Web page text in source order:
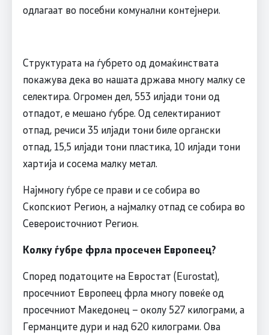
одлагаат во посебни комунални контејнери.
Структурата на ѓубрето од домаќинствата
покажува дека во нашата држава многу малку се
селектира. Огромен дел, 553 илјади тони од
отпадот, е мешано ѓубре. Од селектираниот
отпад, речиси 35 илјади тони биле органски
отпад, 15,5 илјади тони пластика, 10 илјади тони
хартија и сосема малку метал.
Најмногу ѓубре се прави и се собира во
Скопскиот Регион, а најмалку отпад се собира во
Североисточниот Регион.
Колку ѓубре фрла просечен Европеец?
Според податоците на Евростат (Eurostat),
просечниот Европеец фрла многу повеќе од
просечниот Македонец – околу 527 килограми, а
Германците дури и над 620 килограми. Ова